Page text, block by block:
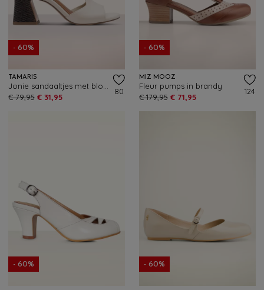
- 60%
TAMARIS
€ 79,95 € 31,95
80
- 60%
MIZ MOOZ
Fleur pumps in brandy
€ 179,95 € 71,95
124
- 60% - 60%